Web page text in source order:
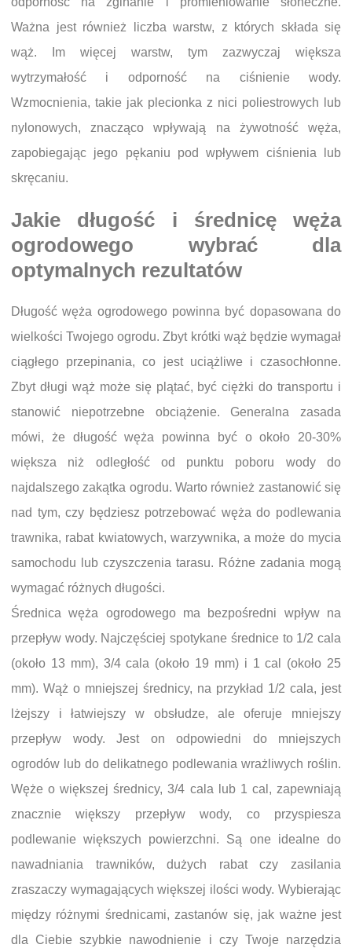
Ważna jest również liczba warstw, z których składa się
wąż. Im więcej warstw, tym zazwyczaj większa
wytrzymałość i odporność na ciśnienie wody.
Wzmocnienia, takie jak plecionka z nici poliestrowych lub
nylonowych, znacząco wpływają na żywotność węża,
zapobiegając jego pękaniu pod wpływem ciśnienia lub
skręcaniu.
Jakie długość i średnicę węża
ogrodowego wybrać dla
optymalnych rezultatów
Długość węża ogrodowego powinna być dopasowana do
wielkości Twojego ogrodu. Zbyt krótki wąż będzie wymagał
ciągłego przepinania, co jest uciążliwe i czasochłonne.
Zbyt długi wąż może się plątać, być ciężki do transportu i
stanowić niepotrzebne obciążenie. Generalna zasada
mówi, że długość węża powinna być o około 20-30%
większa niż odległość od punktu poboru wody do
najdalszego zakątka ogrodu. Warto również zastanowić się
nad tym, czy będziesz potrzebować węża do podlewania
trawnika, rabat kwiatowych, warzywnika, a może do mycia
samochodu lub czyszczenia tarasu. Różne zadania mogą
wymagać różnych długości.
Średnica węża ogrodowego ma bezpośredni wpływ na
przepływ wody. Najczęściej spotykane średnice to 1/2 cala
(około 13 mm), 3/4 cala (około 19 mm) i 1 cal (około 25
mm). Wąż o mniejszej średnicy, na przykład 1/2 cala, jest
lżejszy i łatwiejszy w obsłudze, ale oferuje mniejszy
przepływ wody. Jest on odpowiedni do mniejszych
ogrodów lub do delikatnego podlewania wrażliwych roślin.
Węże o większej średnicy, 3/4 cala lub 1 cal, zapewniają
znacznie większy przepływ wody, co przyspiesza
podlewanie większych powierzchni. Są one idealne do
nawadniania trawników, dużych rabat czy zasilania
zraszaczy wymagających większej ilości wody. Wybierając
między różnymi średnicami, zastanów się, jak ważne jest
dla Ciebie szybkie nawodnienie i czy Twoje narzędzia